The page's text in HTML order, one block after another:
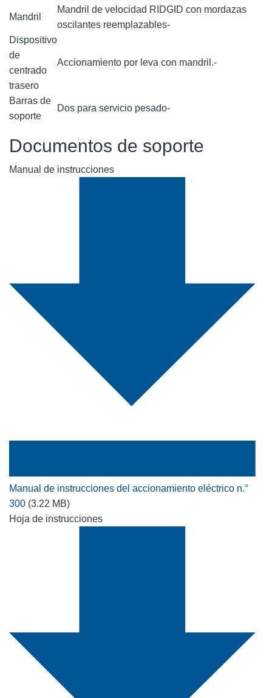
Mandril
Mandril de velocidad RIDGID con mordazas
oscilantes reemplazables-
Dispositivo
de
centrado
trasero
Accionamiento por leva con mandril.-
Barras de
soporte
Dos para servicio pesado-
Documentos de soporte
Manual de instrucciones
Manual de instrucciones del accionamiento eléctrico n.°
300 (3.22 MB)
Hoja de instrucciones